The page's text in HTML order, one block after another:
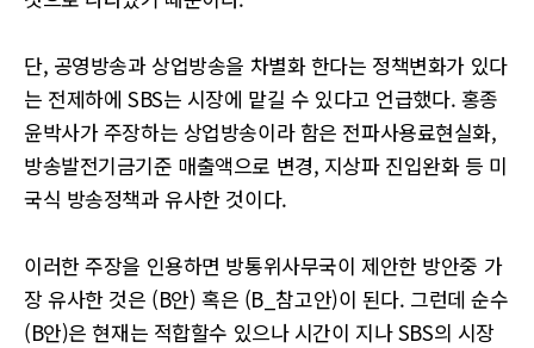
단, 공영방송과 상업방송을 차별화 한다는 정책변화가 있다
는 전제하에 SBS는 시장에 맡길 수 있다고 언급했다. 홍종
윤박사가 주장하는 상업방송이라 함은 전파사용료현실화,
방송발전기금기준 매출액으로 변경, 지상파 진입완화 등 미
국식 방송정책과 유사한 것이다.
이러한 주장을 인용하면 방통위사무국이 제안한 방안중 가
장 유사한 것은 (B안) 혹은 (B_참고안)이 된다. 그런데 순수
(B안)은 현재는 적합할수 있으나 시간이 지나 SBS의 시장